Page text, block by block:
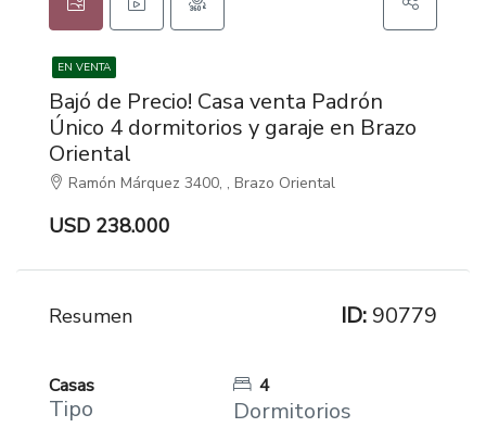
EN VENTA
Bajó de Precio! Casa venta Padrón
Único 4 dormitorios y garaje en Brazo
Oriental
Ramón Márquez 3400, , Brazo Oriental
USD 238.000
Resumen ID: 90779
Casas
Tipo
4
Dormitorios